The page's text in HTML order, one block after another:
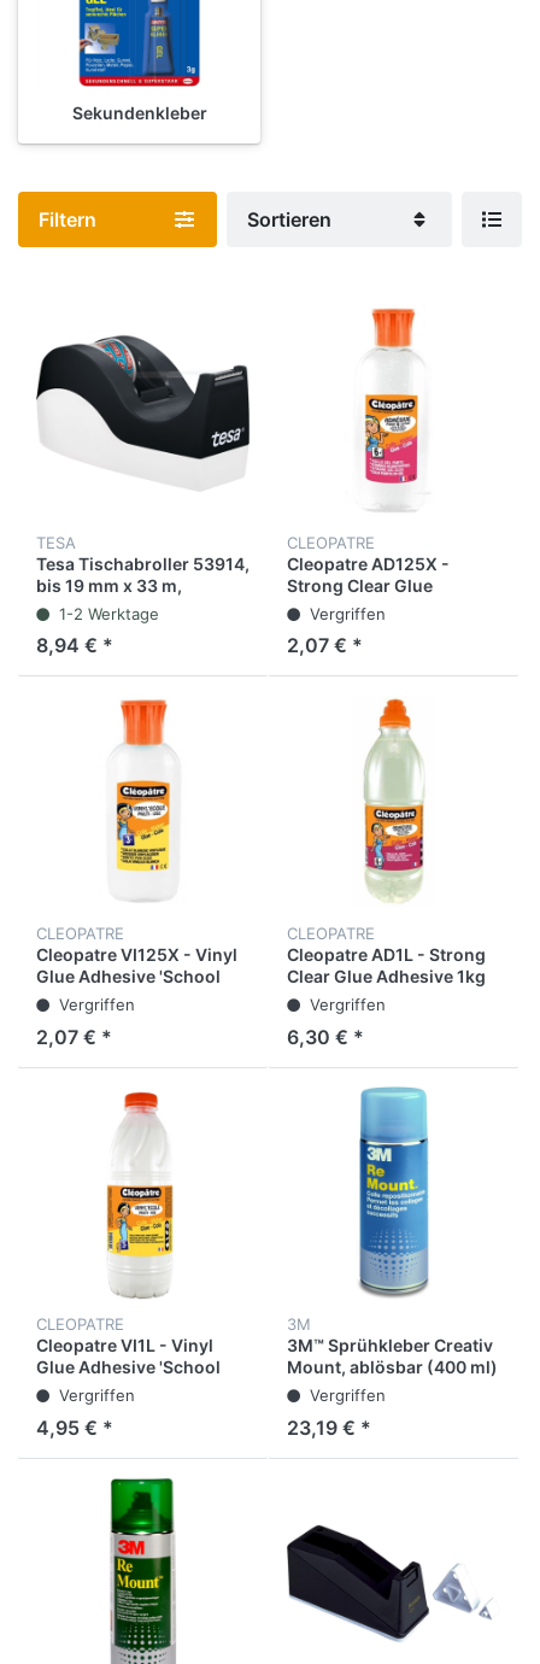
Sekundenkleber
Filtern Sortieren
TESA
Tesa Tischabroller 53914,
bis 19 mm x 33 m,
schwarz / weiß
1-2 Werktage
8,94 € *
CLEOPATRE
Cleopatre AD125X -
Strong Clear Glue
Adhesive 100GR
Vergriffen
2,07 € *
CLEOPATRE
Cleopatre VI125X - Vinyl
Glue Adhesive 'School
glue' in 100 gr
Vergriffen
2,07 € *
CLEOPATRE
Cleopatre AD1L - Strong
Clear Glue Adhesive 1kg
Vergriffen
6,30 € *
CLEOPATRE
Cleopatre VI1L - Vinyl
Glue Adhesive 'School
glue' in 1kg
Vergriffen
4,95 € *
3M
3M™ Sprühkleber Creativ
Mount, ablösbar (400 ml)
Vergriffen
23,19 € *